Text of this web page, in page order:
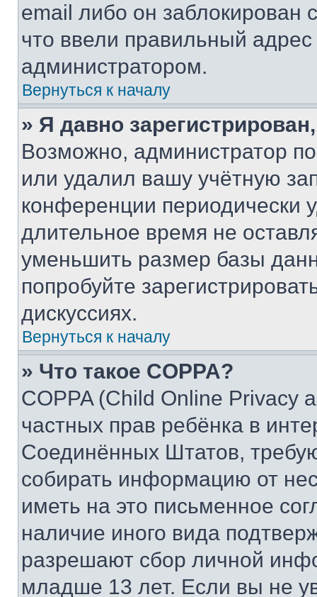
email либо он
что ввели правильный адрес
администратором.
Вернуться к началу
» Я давно
Возможно, администратор
или удалил вашу учётную
конференции периодически
длительное время не
уменьшить размер базы
попробуйте
дискуссиях.
Вернуться к началу
» Что такое COPPA?
COPPA (Child Online Privacy
частных прав ребёнка в
Соединённых Штатов,
собирать информацию от
иметь на это письменное
наличие иного вида
разрешают сбор личной
младше 13 лет. Если вы не